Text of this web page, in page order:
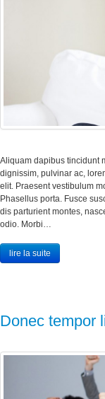
Aliquam dapibus tincidunt
dignissim, pulvinar ac,
elit. Praesent vestibulum
Phasellus porta. Fusce
dis parturient montes,
odio. Morbi…
lire la suite
Donec tempor